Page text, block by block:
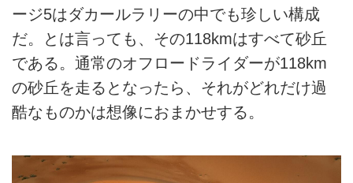
ージ5はダカールラリーの中でも珍しい構成
だ。とは言っても、その118kmはすべて砂丘
である。通常のオフロードライダーが118km
の砂丘を走るとなったら、それがどれだけ過
酷なものかは想像におまかせする。